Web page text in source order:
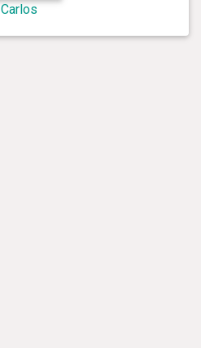
Carlos